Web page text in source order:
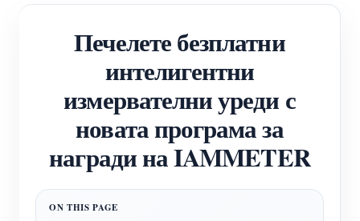
(WEM3080)
Трифазен Wi-Fi измервател на енергия
(WEM3080T)
Трифазен Wi-Fi измервател на енергия
(WEM3046T)
Печелете безплатни
интелигентни
измервателни уреди с
новата програма за
награди на IAMMETER